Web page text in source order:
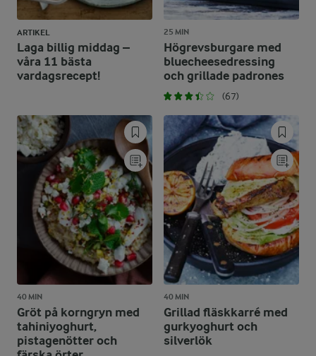
ARTIKEL
Laga billig middag –
våra 11 bästa
vardagsrecept!
25 MIN
Högrevsburgare med
bluecheesedressing
och grillade padrones
(67)
40 MIN
Gröt på korngryn med
tahiniyoghurt,
pistagenötter och
40 MIN
Grillad fläskkarré med
gurkyoghurt och
silverlök